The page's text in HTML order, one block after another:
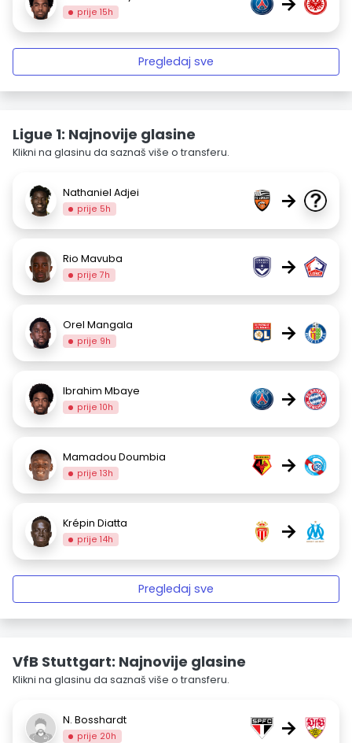
prije 15h
Pregledaj sve
Ligue 1: Najnovije glasine
Klikni na glasinu da saznaš više o transferu.
Nathaniel Adjei
prije 5h →
Rio Mavuba
prije 7h →
Orel Mangala
prije 9h →
Ibrahim Mbaye
prije 10h →
Mamadou Doumbia
prije 13h →
Krépin Diatta
prije 14h →
Pregledaj sve
VfB Stuttgart: Najnovije glasine
Klikni na glasinu da saznaš više o transferu.
N. Bosshardt
prije 20h →